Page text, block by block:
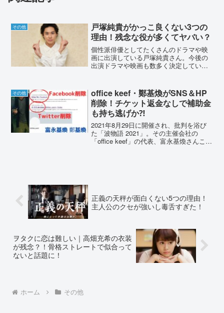
その他
戸塚純貴がかっこ良くない3つの
理由！残念な役が多くてヤバい？
個性派俳優としてたくさんのドラマや映
画に出演している戸塚純貴さん。今後の
出演ドラマや映画も数多く決定してい
声が聞かれました。そこで今回は、戸塚
純貴さんがかっこ良くないと...
その他
office keef・鄭基煥がSNS＆HP
削除！チケット返金なしで補助金
も持ち逃げか⁈
2021年8月29日に開催され、批判を浴び
た「波物語 2021」。その主催会社の
「office keef」の代表、富永基煥さんこと
正義の天秤が面白くない5つの理由！
主人公のクセが強いし毒舌すぎた！
ヲタクに恋は難しい｜高畑充希の衣装
が残念？！骨格ストレートで似合って
ないと話題に！
ホーム その他